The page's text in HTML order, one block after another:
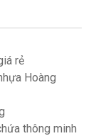
rẻ
Hoàng
thông minh